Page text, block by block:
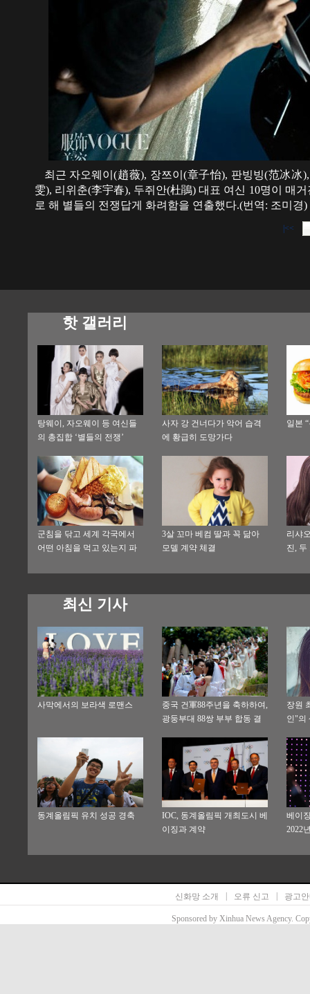
최근 자오웨이(趙薇), 장쯔이(章子怡), 판빙빙(范冰冰
雯), 리위춘(李宇春), 두쥐안(杜鵑) 대표 여신 10명이 매
로 해 별들의 전쟁답게 화려함을 연출했다.(번역: 조미경)
|<<
핫 갤러리
탕웨이, 자오웨이 등 여신들
의 총집합 ‘별들의 전쟁’
사자 강 건너다가 악어 습격
에 황급히 도망가다
일본
군침을 닦고 세계 각국에서
어떤 아침을 먹고 있는지 파
3살 꼬마 베컴 딸과 꼭 닮아
모델 계약 체결
리샤
진, 두
최신 기사
사막에서의 보라색 로맨스
중국 건軍88주년을 축하하여,
광둥부대 88쌍 부부 합동 결
장원
인"의
동계올림픽 유치 성공 경축
IOC, 동계올림픽 개최도시 베
이징과 계약
베이
2022